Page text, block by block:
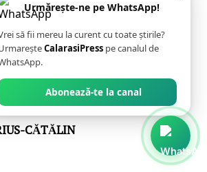
C.F.P.,
CĂTĂLIN
Urmărește-ne pe WhatsApp!
să fii mereu la curent cu toate știrile?
CalarasiPress pe canalul de
Abonează-te la canal